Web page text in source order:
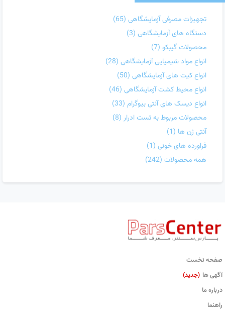
تجهیزات مصرفی آزمایشگاهی (65)
دستگاه های آزمایشگاهی (3)
محصولات گیبکو (7)
انواع مواد شیمیایی آزمایشگاهی (28)
انواع کیت های آزمایشگاهی (50)
انواع محیط کشت آزمایشگاهی (46)
انواع دیسک های آنتی بیوگرام (33)
محصولات مربوط به تست ادرار (8)
آنتی ژن ها (1)
فراورده های خونی (1)
همه محصولات (242)
صفحه نخست
آگهی ها (جدید)
درباره ما
راهنما